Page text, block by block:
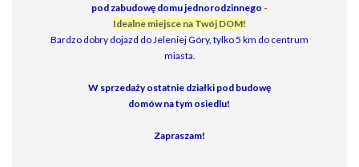
pod zabudowę domu jednorodzinnego -
Idealne miejsce na Twój DOM!
Bardzo dobry dojazd do Jeleniej Góry, tylko 5 km do centrum
miasta.
W sprzedaży ostatnie działki pod budowę
domów na tym osiedlu!
Zapraszam!